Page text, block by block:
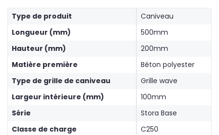
Type de produit
Caniveau
Longueur (mm)
500mm
Hauteur (mm)
200mm
Matière première
Béton polyester
Type de grille de caniveau
Grille wave
Largeur intérieure (mm)
100mm
Série
Stora Base
Classe de charge
C250